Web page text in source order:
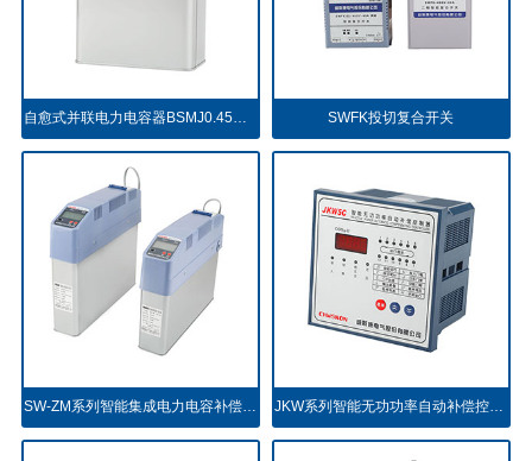
自愈式并联电力电容器BSMJ0.45共补型
SW-ZM系列智能集成电力电容补偿装置
SWFK投切复合开关
JKW系列智能无功功率自动补偿控制器